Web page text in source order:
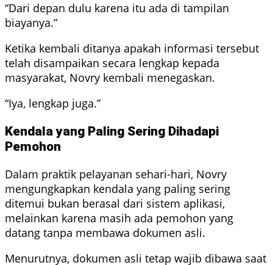
“Dari depan dulu karena itu ada di tampilan
biayanya.”
Ketika kembali ditanya apakah informasi tersebut
telah disampaikan secara lengkap kepada
masyarakat, Novry kembali menegaskan.
“Iya, lengkap juga.”
Kendala yang Paling Sering Dihadapi
Pemohon
Dalam praktik pelayanan sehari-hari, Novry
mengungkapkan kendala yang paling sering
ditemui bukan berasal dari sistem aplikasi,
melainkan karena masih ada pemohon yang
datang tanpa membawa dokumen asli.
Menurutnya, dokumen asli tetap wajib dibawa saat